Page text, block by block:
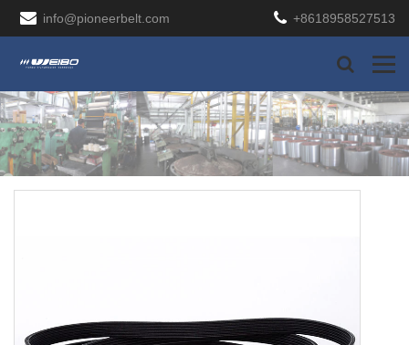
info@pioneerbelt.com +8618958527513